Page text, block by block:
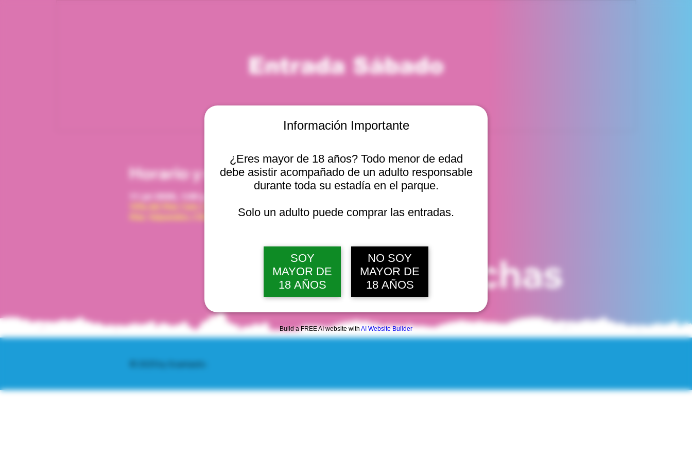
Información Importante
¿Eres mayor de 18 años? Todo menor de edad
debe asistir acompañado de un adulto responsable
durante toda su estadía en el parque.
Solo un adulto puede comprar las entradas.
SOY
MAYOR DE
18 AÑOS
NO SOY
MAYOR DE
18 AÑOS
Build a FREE AI website with AI Website Builder
Entrada Sábado
Horario y ubicación
Viña del Mar, Cam. Internacional 2440, Viña del
sáb, 08 ago, 10:00 a. m.
Ver 22 fechas
© 2025 by Scantastic.